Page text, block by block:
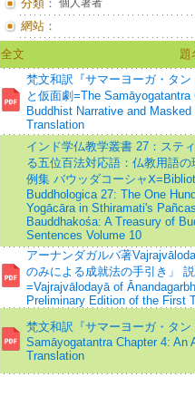
分類： 個人著者
網站：
全文 題
梵文和訳『サマーヨーガ・タ
と仮面劇=The
Buddhist Narrative and
Translation
インド学仏教学叢書 27：ステ
る五位百法対応語：仏教用語
例集 バウッダコーシャ
Buddhologica 27: The One
Yogācāra in Sthiramati's
Bauddhakośa: A Treasury of
Sentences Volume 10
アーナンダガルバ著
のみによる成就法の手引き」
=Vajrajvālodayā of
Preliminary Edition of the First
梵文和訳『サマーヨーガ・タ
Samāyogatantra Chapter 4: An
Translation